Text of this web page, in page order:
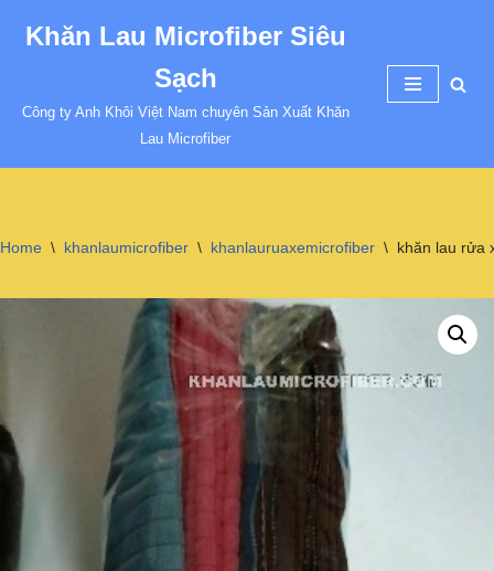
nội
Khăn Lau Microfiber Siêu
Sạch
Công ty Anh Khôi Việt Nam chuyên Sản Xuất Khăn
Lau Microfiber
Home \ khanlaumicrofiber \ khanlauruaxemicrofiber \ khăn lau rửa